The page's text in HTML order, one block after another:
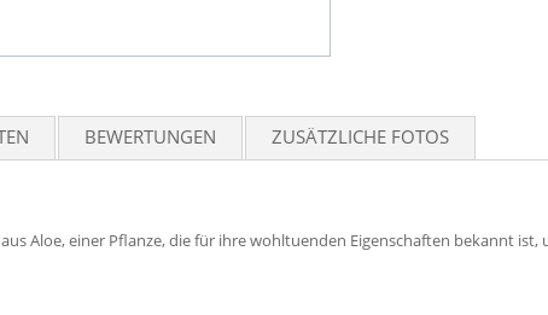
BEWERTUNGEN ZUSÄTZLICHE FOTOS
Aloe, einer Pflanze, die für ihre wohltuenden Eigenschaften bekannt ist,